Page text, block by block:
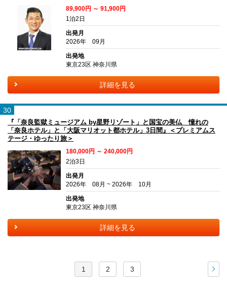
89,900円 ～ 91,900円
1泊2日
出発月
2026年 09月
出発地
東京23区 神奈川県
詳細を見る
30
『「奈良監獄ミュージアム by星野リゾート」と国宝の美仏 憧れの
「奈良ホテル」と「大阪マリオット都ホテル」3日間』＜プレミアムス
テージ・ゆったり旅＞
180,000円 ～ 240,000円
2泊3日
出発月
2026年 08月 ~ 2026年 10月
出発地
東京23区 神奈川県
詳細を見る
1 2 3